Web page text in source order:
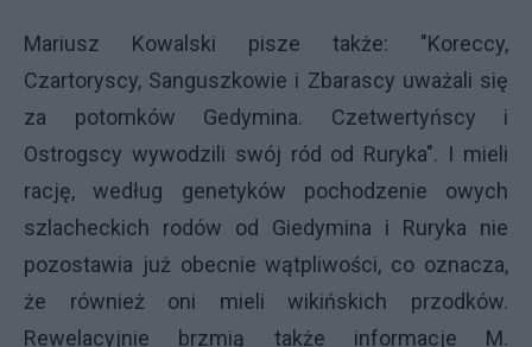
Mariusz Kowalski pisze także: "Koreccy,
Czartoryscy, Sanguszkowie i Zbarascy uważali się
za potomków Gedymina. Czetwertyńscy i
Ostrogscy wywodzili swój ród od Ruryka". I mieli
rację, według genetyków pochodzenie owych
szlacheckich rodów od Giedymina i Ruryka nie
pozostawia już obecnie wątpliwości, co oznacza,
że również oni mieli wikińskich przodków.
Rewelacyjnie brzmią także informacje M.